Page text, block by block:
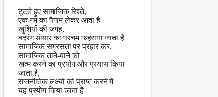
टूटते हुए सामाजिक रिश्ते,
एक ग़म का पैगाम लेकर आता है
खुशियों की जगह,
बदरंग संसार का परचम फहराया जाता है
सामाजिक समरसता पर प्रहार कर,
सामाजिक ताने-बाने को
खत्म करने का प्रयोग और प्रयास किया
जाता है,
राजनीतिक लक्ष्यों को प्राप्त करने में
यह प्रयोग किया जाता है।